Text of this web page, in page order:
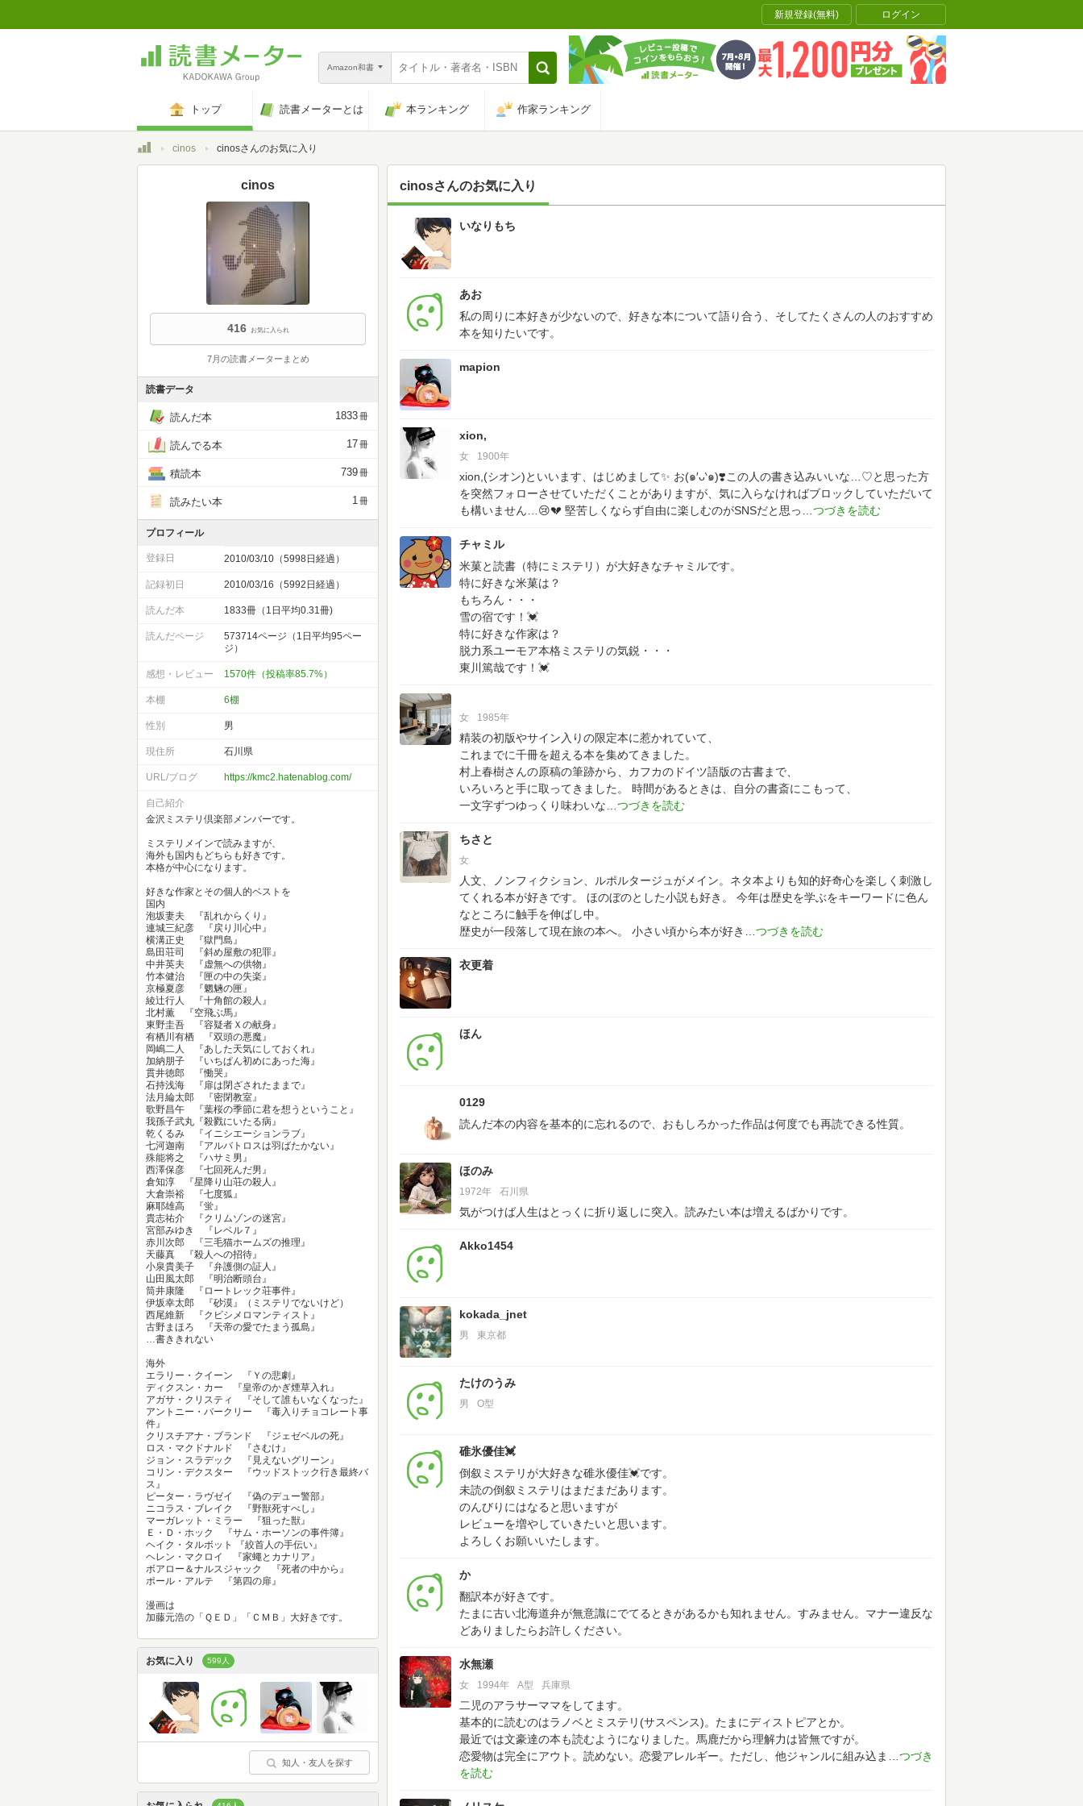
新規登録(無料) ログイン
Amazon和書
トップ 読書メーターとは 本ランキング 作家ランキング
トップcinos cinosさんのお気に入り
cinosさんのお気に入り
599 いなりもち
あお
私の周りに本好きが少ないので、好きな本について語り合う、そしてたくさんの人のおすすめ
本を知りたいです。
mapion
xion,
女 1900年
xion,(シオン)といいます、はじめまして✨ お(๑′ᴗ‵๑)❣️この人の書き込みいいな…♡と思った方
を突然フォローさせていただくことがありますが、気に入らなければブロックしていただいて
も構いません…😢💔 堅苦しくならず自由に楽しむのがSNSだと思っ
チャミル
米菓と読書（特にミステリ）が大好きなチャミルです。
特に好きな米菓は？
もちろん・・・
雪の宿です！💓
特に好きな作家は？
脱力系ユーモア本格ミステリの気鋭・・・
東川篤哉です！💓
女 1985年
精装の初版やサイン入りの限定本に惹かれていて、
これまでに千冊を超える本を集めてきました。
村上春樹さんの原稿の筆跡から、カフカのドイツ語版の古書まで、
いろいろと手に取ってきました。
時間があるときは、自分の書斎にこもって、
一文字ずつゆっくり味わいな
ちさと
女
人文、ノンフィクション、ルポルタージュがメイン。ネタ本よりも知的好奇心を楽しく刺激し
てくれる本が好きです。
ほのぼのとした小説も好き。
今年は歴史を学ぶをキーワードに色ん
なところに触手を伸ばし中。
歴史が一段落して現在旅の本へ。
小さい頃から本が好き
衣更着
ほん
0129
読んだ本の内容を基本的に忘れるので、おもしろかった作品は何度でも再読できる性質。
ほのみ
1972年 石川県
気がつけば人生はとっくに折り返しに突入。読みたい本は増えるばかりです。
Akko1454
kokada_jnet
男 東京都
たけのうみ
男 O型
碓氷優佳💓
倒叙ミステリが大好きな碓氷優佳💓です。
未読の倒叙ミステリはまだまだあります。
のんびりにはなると思いますが
レビューを増やしていきたいと思います。
よろしくお願いいたします。
か
翻訳本が好きです。
たまに古い北海道弁が無意識にでてるときがあるかも知れません。すみません。マナー違反な
どありましたらお許しください。
水無瀬
女 1994年 A型 兵庫県
二児のアラサーママをしてます。
基本的に読むのはラノベとミステリ(サスペンス)。たまにディストピアとか。
最近では文豪達の本も読むようになりました。馬鹿だから理解力は皆無ですが。
恋愛物は完全にアウト。読めない。恋愛アレルギー。ただし、他ジャンルに組み込ま
cinos
416 お気に入られ
7月の読書メーターまとめ
読書データ
読んだ本 1833冊
読んでる本 17冊
積読本 739冊
読みたい本 1冊
プロフィール
登録日 2010/03/10（5998日経過）
記録初日 2010/03/16（5992日経過）
読んだ本 1833冊（1日平均0.31冊)
読んだページ
573714ページ（1日平均95ペー
ジ）
感想・レビュー 1570件（投稿率85.7%）
本棚 6棚
性別 男
現住所 石川県
URL/ブログ https://kmc2.hatenablog.com/
自己紹介
金沢ミステリ倶楽部メンバーです。
ミステリメインで読みますが、
海外も国内もどちらも好きです。
本格が中心になります。
好きな作家とその個人的ベストを
国内
泡坂妻夫 『乱れからくり』
連城三紀彦 『戻り川心中』
横溝正史 『獄門島』
島田荘司 『斜め屋敷の犯罪』
中井英夫 『虚無への供物』
竹本健治 『匣の中の失楽』
京極夏彦 『魍魎の匣』
綾辻行人 『十角館の殺人』
北村薫 『空飛ぶ馬』
東野圭吾 『容疑者Ｘの献身』
有栖川有栖 『双頭の悪魔』
岡嶋二人 『あした天気にしておくれ』
加納朋子 『いちぱん初めにあった海』
貫井徳郎 『慟哭』
石持浅海 『扉は閉ざされたままで』
法月綸太郎 『密閉教室』
歌野昌午 『葉桜の季節に君を想うということ』
我孫子武丸『殺戮にいたる病』
乾くるみ 『イニシエーションラブ』
七河迦南 『アルバトロスは羽ばたかない』
殊能将之 『ハサミ男』
西澤保彦 『七回死んだ男』
倉知淳 『星降り山荘の殺人』
大倉崇裕 『七度狐』
麻耶雄高 『蛍』
貴志祐介 『クリムゾンの迷宮』
宮部みゆき 『レベル７』
赤川次郎 『三毛猫ホームズの推理』
天藤真 『殺人への招待』
小泉貴美子 『弁護側の証人』
山田風太郎 『明治断頭台』
筒井康隆 『ロートレック荘事件』
伊坂幸太郎 『砂漠』（ミステリでないけど）
西尾維新 『クビシメロマンティスト』
古野まほろ 『天帝の愛でたまう孤島』
…書ききれない
海外
エラリー・クイーン 『Ｙの悲劇』
ディクスン・カー 『皇帝のかぎ煙草入れ』
アガサ・クリスティ 『そして誰もいなくなった』
アントニー・バークリー 『毒入りチョコレート事
件』
クリスチアナ・ブランド 『ジェゼベルの死』
ロス・マクドナルド 『さむけ』
ジョン・スラデック 『見えないグリーン』
コリン・デクスター 『ウッドストック行き最終バ
ス』
ピーター・ラヴゼイ 『偽のデュー警部』
ニコラス・ブレイク 『野獣死すべし』
マーガレット・ミラー 『狙った獣』
Ｅ・Ｄ・ホック 『サム・ホーソンの事件簿』
ヘイク・タルボット 『絞首人の手伝い』
ヘレン・マクロイ 『家蠅とカナリア』
ボアロー＆ナルスジャック 『死者の中から』
ポール・アルテ 『第四の扉』
漫画は
加藤元浩の「ＱＥＤ」「ＣＭＢ」大好きです。
お気に入り 599人
知人・友人を探す